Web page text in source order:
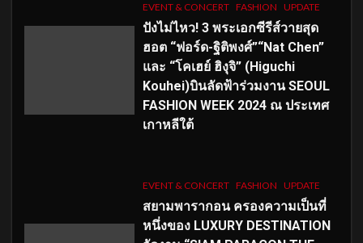
EVENT & CONCERT FASHION UPDATE
ปังไม่ไหว! 3 พระเอกซีรีส์วายสุด
ฮอต “ฟอร์ด-ฐิติพงศ์”“Nat Chen”
และ “โคเฮย์ ฮิงุจิ” (Higuchi
Kouhei)บินลัดฟ้าร่วมงาน SEOUL
FASHION WEEK 2024 ณ ประเทศ
เกาหลีใต้
EVENT & CONCERT FASHION UPDATE
สยามพารากอน ครองความเป็นที่
หนึ่งของ LUXURY DESTINATION